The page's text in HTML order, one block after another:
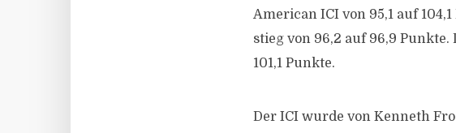
American ICI von 95,1 auf
stieg von 96,2 auf 96,9
101,1 Punkte.
Der ICI wurde von Kenneth